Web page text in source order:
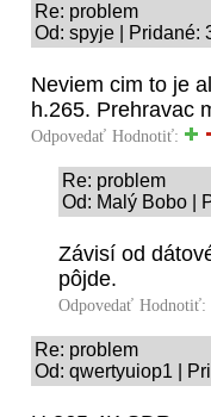
Re: problem
Od: spyje | Pridané:
Neviem cim to je
h.265. Prehravac
Odpovedať Hodnotiť:
Re: problem
Od: Malý Bobo |
Závisí od
pôjde.
Odpovedať Hodnotiť:
Re: problem
Od: qwertyuiop1 |